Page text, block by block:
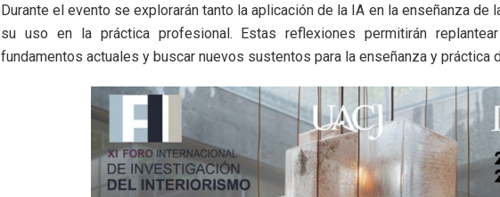
Durante el evento se explorarán tanto la aplicación de la IA en la enseñanza de
su uso en la práctica profesional. Estas reflexiones permitirán
fundamentos actuales y buscar nuevos sustentos para la enseñanza y práctica